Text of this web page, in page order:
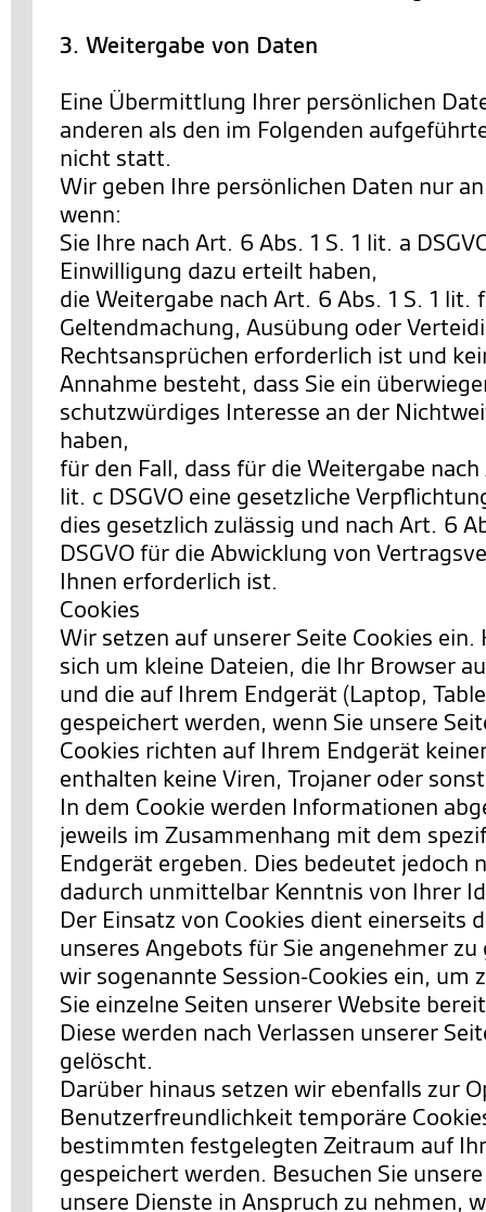
3. Weitergabe von Daten
Eine Übermittlung Ihrer persönlichen
anderen als den im Folgenden
nicht statt.
Wir geben Ihre persönlichen Daten nur
wenn:
Sie Ihre nach Art. 6 Abs. 1 S. 1 lit. a
Einwilligung dazu erteilt haben,
die Weitergabe nach Art. 6 Abs. 1 S. 1 lit.
Geltendmachung, Ausübung oder
Rechtsansprüchen erforderlich ist und
Annahme besteht, dass Sie ein
schutzwürdiges Interesse an der
haben,
für den Fall, dass für die Weitergabe nach
lit. c DSGVO eine gesetzliche
dies gesetzlich zulässig und nach Art. 6
DSGVO für die Abwicklung von
Ihnen erforderlich ist.
Cookies
Wir setzen auf unserer Seite Cookies ein.
sich um kleine Dateien, die Ihr Browser
und die auf Ihrem Endgerät (Laptop,
gespeichert werden, wenn Sie unsere
Cookies richten auf Ihrem Endgerät
enthalten keine Viren, Trojaner oder
In dem Cookie werden Informationen
jeweils im Zusammenhang mit dem
Endgerät ergeben. Dies bedeutet jedoch
dadurch unmittelbar Kenntnis von Ihrer
Der Einsatz von Cookies dient einerseits
unseres Angebots für Sie angenehmer
wir sogenannte Session-Cookies ein, um
Sie einzelne Seiten unserer Website
Diese werden nach Verlassen unserer
gelöscht.
Darüber hinaus setzen wir ebenfalls zur
Benutzerfreundlichkeit temporäre
bestimmten festgelegten Zeitraum auf
gespeichert werden. Besuchen Sie
unsere Dienste in Anspruch zu nehmen,